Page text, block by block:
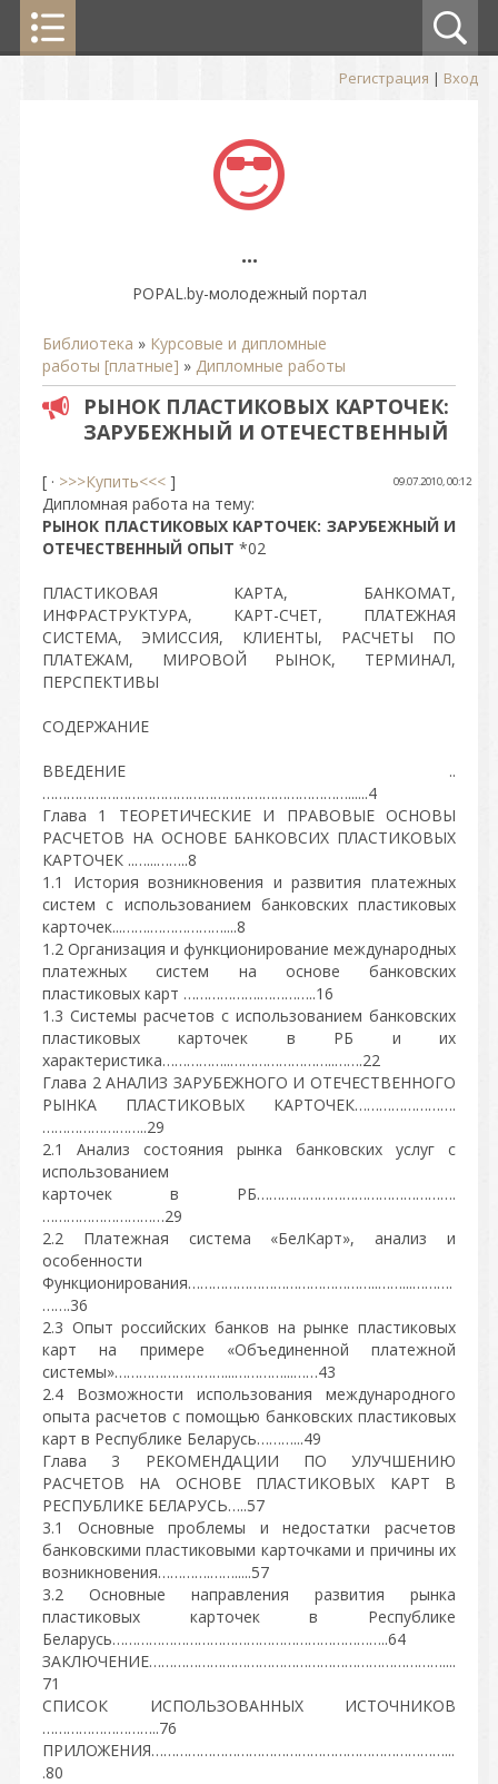
Регистрация | Вход
...
POPAL.by-молодежный портал
Библиотека » Курсовые и дипломные
работы [платные] » Дипломные работы
РЫНОК ПЛАСТИКОВЫХ КАРТОЧЕК:
ЗАРУБЕЖНЫЙ И ОТЕЧЕСТВЕННЫЙ
[ · >>>Купить<<< ] 09.07.2010, 00:12
Дипломная работа на тему:
РЫНОК ПЛАСТИКОВЫХ КАРТОЧЕК: ЗАРУБЕЖНЫЙ И
ОТЕЧЕСТВЕННЫЙ ОПЫТ *02
ПЛАСТИКОВАЯ КАРТА, БАНКОМАТ,
ИНФРАСТРУКТУРА, КАРТ-СЧЕТ, ПЛАТЕЖНАЯ
СИСТЕМА, ЭМИССИЯ, КЛИЕНТЫ, РАСЧЕТЫ ПО
ПЛАТЕЖАМ, МИРОВОЙ РЫНОК, ТЕРМИНАЛ,
ПЕРСПЕКТИВЫ
СОДЕРЖАНИЕ
ВВЕДЕНИЕ ..
…………………………………………………………………......4
Глава 1 ТЕОРЕТИЧЕСКИЕ И ПРАВОВЫЕ ОСНОВЫ
РАСЧЕТОВ НА ОСНОВЕ БАНКОВСИХ ПЛАСТИКОВЫХ
КАРТОЧЕК ..…...……..8
1.1 История возникновения и развития платежных
систем с использованием банковских пластиковых
карточек...…….………………....8
1.2 Организация и функционирование международных
платежных систем на основе банковских
пластиковых карт ……………….…………..16
1.3 Системы расчетов с использованием банковских
пластиковых карточек в РБ и их
характеристика……………..……………………..…….22
Глава 2 АНАЛИЗ ЗАРУБЕЖНОГО И ОТЕЧЕСТВЕННОГО
РЫНКА ПЛАСТИКОВЫХ КАРТОЧЕК…………………….
……………………..29
2.1 Анализ состояния рынка банковских услуг с
использованием
карточек в РБ………………………………………….
…………………………29
2.2 Платежная система «БелКарт», анализ и
особенности
Функционирования………………………………………..……...……….
…….36
2.3 Опыт российских банков на рынке пластиковых
карт на примере «Объединенной платежной
системы»………………………...…………...……43
2.4 Возможности использования международного
опыта расчетов с помощью банковских пластиковых
карт в Республике Беларусь………...49
Глава 3 РЕКОМЕНДАЦИИ ПО УЛУЧШЕНИЮ
РАСЧЕТОВ НА ОСНОВЕ ПЛАСТИКОВЫХ КАРТ В
РЕСПУБЛИКЕ БЕЛАРУСЬ…..57
3.1 Основные проблемы и недостатки расчетов
банковскими пластиковыми карточками и причины их
возникновения………….…….....57
3.2 Основные направления развития рынка
пластиковых карточек в Республике
Беларусь…………………………………………………………..64
ЗАКЛЮЧЕНИЕ………………………………………………………………....
71
СПИСОК ИСПОЛЬЗОВАННЫХ ИСТОЧНИКОВ
………………………..76
ПРИЛОЖЕНИЯ………………………………………………………………...
.80